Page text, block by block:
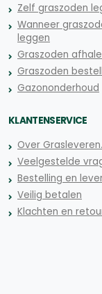
Zelf graszoden
Wanneer
leggen
Graszoden
Graszoden
Gazononderhoud
KLANTENSERVICE
Over
Veelgestelde
Bestelling en
Veilig betalen
Klachten en